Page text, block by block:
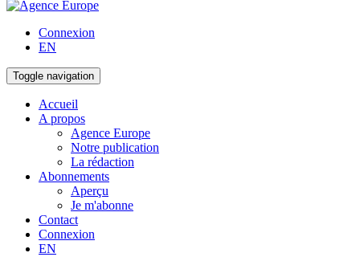
Connexion
EN
Toggle navigation
Accueil
A propos
Agence Europe
Notre publication
La rédaction
Abonnements
Aperçu
Je m'abonne
Contact
Connexion
EN